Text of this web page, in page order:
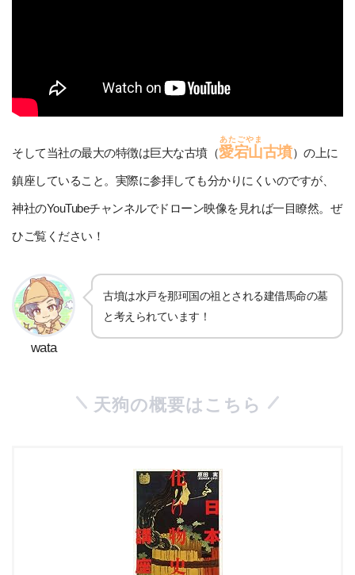
そして当社の最大の特徴は巨大な古墳（愛宕山
あたごやま
古墳）の上に
鎮座していること。実際に参拝しても分かりにくいのですが、
神社のYouTubeチャンネルでドローン映像を見れば一目瞭然。ぜ
ひご覧ください！
wata
古墳は水戸を那珂国の祖とされる建借馬命の墓
と考えられています！
天狗の概要はこちら